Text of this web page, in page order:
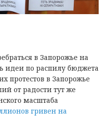
в Запорожье на
идеи по распилу бюджета
протестов в Запорожье
от радости тут же
масштаба
гривен на